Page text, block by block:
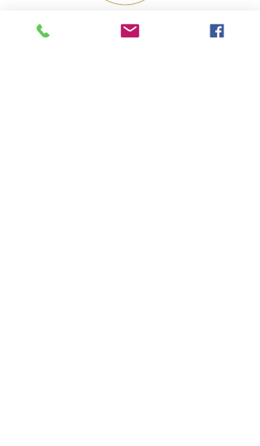
UTAH GOVERNOR’S SPIRIT OF SERVICE
AWARD WINNER 2022